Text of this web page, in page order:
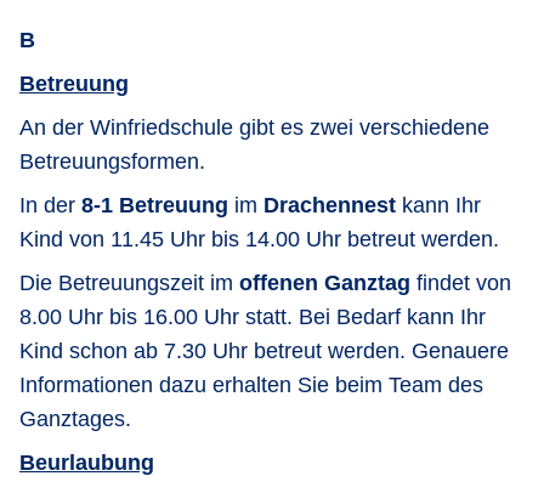
B
Betreuung
An der Winfriedschule gibt es zwei verschiedene
Betreuungsformen.
In der 8-1 Betreuung im Drachennest kann Ihr
Kind von 11.45 Uhr bis 14.00 Uhr betreut werden.
Die Betreuungszeit im offenen Ganztag findet von
8.00 Uhr bis 16.00 Uhr statt. Bei Bedarf kann Ihr
Kind schon ab 7.30 Uhr betreut werden. Genauere
Informationen dazu erhalten Sie beim Team des
Ganztages.
Beurlaubung